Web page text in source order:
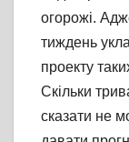
огорожі.
тиждень
проекту
Скільки
сказати не